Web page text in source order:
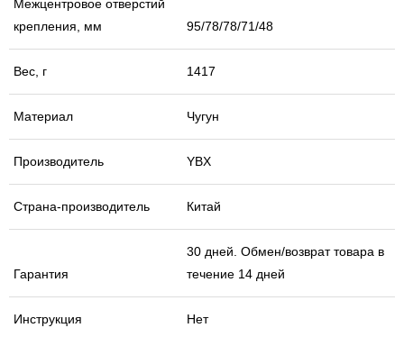
Межцентровое отверстий
крепления, мм
95/78/78/71/48
Вес, г 1417
Материал Чугун
Производитель YBX
Страна-производитель Китай
Гарантия
30 дней. Обмен/возврат товара в
течение 14 дней
Инструкция Нет